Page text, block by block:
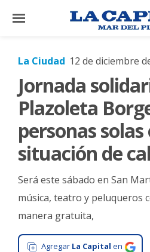
×
El
País
Mundo
La
Cultura
Tecnología
Gastronomía
La Ciudad 12 de diciembre
Jornada
Plazoleta
personas solas
situación de
Será este sábado en San
música, teatro y peluqueros
manera gratuita,
Agregar La Capital en